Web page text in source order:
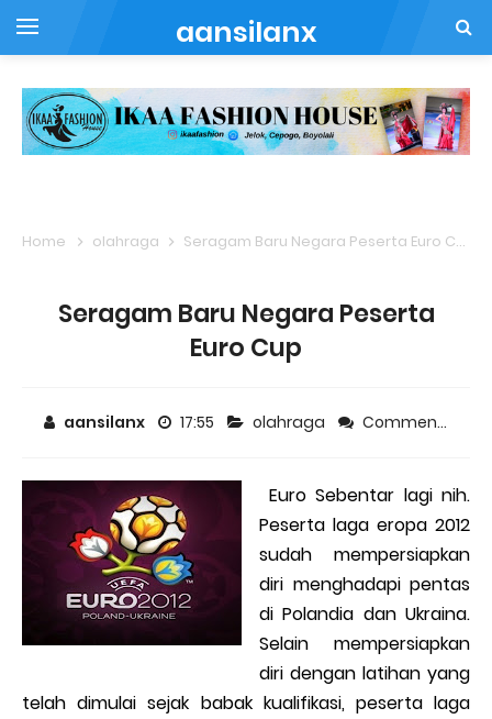
aansilanx
Home olahraga Seragam Baru Negara Peserta Euro Cup
Seragam Baru Negara Peserta
Euro Cup
aansilanx 17:55 olahraga Comment
Euro Sebentar lagi nih.
Peserta laga eropa 2012
sudah mempersiapkan
diri menghadapi pentas
di Polandia dan Ukraina.
Selain mempersiapkan
diri dengan latihan yang
telah dimulai sejak babak kualifikasi, peserta laga